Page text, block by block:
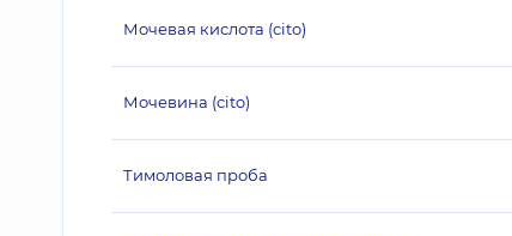
Мочевая кислота (cito)
Мочевина (cito)
Тимоловая проба